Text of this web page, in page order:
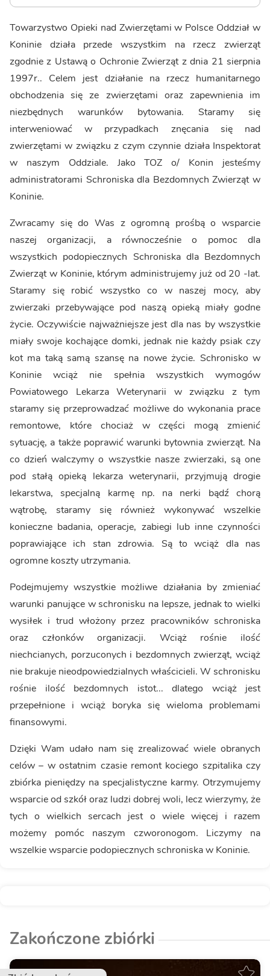
Towarzystwo Opieki nad Zwierzętami w Polsce Oddział w
Koninie działa przede wszystkim na rzecz zwierząt
zgodnie z Ustawą o Ochronie Zwierząt z dnia 21 sierpnia
1997r.. Celem jest działanie na rzecz humanitarnego
obchodzenia się ze zwierzętami oraz zapewnienia im
niezbędnych warunków bytowania. Staramy się
interweniować w przypadkach znęcania się nad
zwierzętami w związku z czym czynnie działa Inspektorat
w naszym Oddziale. Jako TOZ o/ Konin jesteśmy
administratorami Schroniska dla Bezdomnych Zwierząt w
Koninie.
Zwracamy się do Was z ogromną prośbą o wsparcie
naszej organizacji, a równocześnie o pomoc dla
wszystkich podopiecznych Schroniska dla Bezdomnych
Zwierząt w Koninie, którym administrujemy już od 20 -lat.
Staramy się robić wszystko co w naszej mocy, aby
zwierzaki przebywające pod naszą opieką miały godne
życie. Oczywiście najważniejsze jest dla nas by wszystkie
miały swoje kochające domki, jednak nie każdy psiak czy
kot ma taką samą szansę na nowe życie. Schronisko w
Koninie wciąż nie spełnia wszystkich wymogów
Powiatowego Lekarza Weterynarii w związku z tym
staramy się przeprowadzać możliwe do wykonania prace
remontowe, które chociaż w części mogą zmienić
sytuację, a także poprawić warunki bytownia zwierząt. Na
co dzień walczymy o wszystkie nasze zwierzaki, są one
pod stałą opieką lekarza weterynarii, przyjmują drogie
lekarstwa, specjalną karmę np. na nerki bądź chorą
wątrobę, staramy się również wykonywać wszelkie
konieczne badania, operacje, zabiegi lub inne czynności
poprawiające ich stan zdrowia. Są to wciąż dla nas
ogromne koszty utrzymania.
Podejmujemy wszystkie możliwe działania by zmieniać
warunki panujące w schronisku na lepsze, jednak to wielki
wysiłek i trud włożony przez pracowników schroniska
oraz członków organizacji. Wciąż rośnie ilość
niechcianych, porzuconych i bezdomnych zwierząt, wciąż
nie brakuje nieodpowiedzialnych właścicieli. W schronisku
rośnie ilość bezdomnych istot... dlatego wciąż jest
przepełnione i wciąż boryka się wieloma problemami
finansowymi.
Dzięki Wam udało nam się zrealizować wiele obranych
celów – w ostatnim czasie remont kociego szpitalika czy
zbiórka pieniędzy na specjalistyczne karmy. Otrzymujemy
wsparcie od szkół oraz ludzi dobrej woli, lecz wierzymy, że
tych o wielkich sercach jest o wiele więcej i razem
możemy pomóc naszym czworonogom. Liczymy na
wszelkie wsparcie podopiecznych schroniska w Koninie.
Zakończone zbiórki